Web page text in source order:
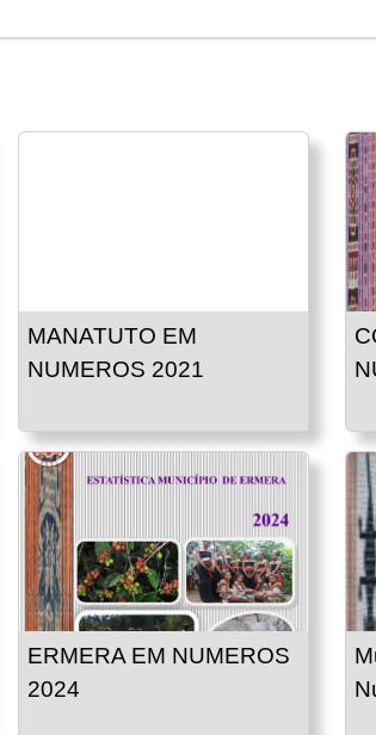
MANATUTO EM
NUMEROS 2021
ERMERA EM NUMEROS
2024